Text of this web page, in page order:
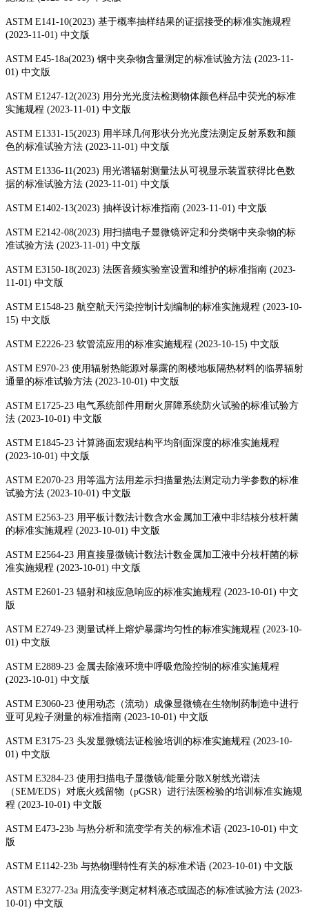
ASTM E141-10(2023) 基于概率抽样结果的证据接受的标准实施规程
(2023-11-01) 中文版
ASTM E45-18a(2023) 钢中夹杂物含量测定的标准试验方法 (2023-11-
01) 中文版
ASTM E1247-12(2023) 用分光光度法检测物体颜色样品中荧光的标准
实施规程 (2023-11-01) 中文版
ASTM E1331-15(2023) 用半球几何形状分光光度法测定反射系数和颜
色的标准试验方法 (2023-11-01) 中文版
ASTM E1336-11(2023) 用光谱辐射测量法从可视显示装置获得比色数
据的标准试验方法 (2023-11-01) 中文版
ASTM E1402-13(2023) 抽样设计标准指南 (2023-11-01) 中文版
ASTM E2142-08(2023) 用扫描电子显微镜评定和分类钢中夹杂物的标
准试验方法 (2023-11-01) 中文版
ASTM E3150-18(2023) 法医音频实验室设置和维护的标准指南 (2023-
11-01) 中文版
ASTM E1548-23 航空航天污染控制计划编制的标准实施规程 (2023-10-
15) 中文版
ASTM E2226-23 软管流应用的标准实施规程 (2023-10-15) 中文版
ASTM E970-23 使用辐射热能源对暴露的阁楼地板隔热材料的临界辐射
通量的标准试验方法 (2023-10-01) 中文版
ASTM E1725-23 电气系统部件用耐火屏障系统防火试验的标准试验方
法 (2023-10-01) 中文版
ASTM E1845-23 计算路面宏观结构平均剖面深度的标准实施规程
(2023-10-01) 中文版
ASTM E2070-23 用等温方法用差示扫描量热法测定动力学参数的标准
试验方法 (2023-10-01) 中文版
ASTM E2563-23 用平板计数法计数含水金属加工液中非结核分枝杆菌
的标准实施规程 (2023-10-01) 中文版
ASTM E2564-23 用直接显微镜计数法计数金属加工液中分枝杆菌的标
准实施规程 (2023-10-01) 中文版
ASTM E2601-23 辐射和核应急响应的标准实施规程 (2023-10-01) 中文
版
ASTM E2749-23 测量试样上熔炉暴露均匀性的标准实施规程 (2023-10-
01) 中文版
ASTM E2889-23 金属去除液环境中呼吸危险控制的标准实施规程
(2023-10-01) 中文版
ASTM E3060-23 使用动态（流动）成像显微镜在生物制药制造中进行
亚可见粒子测量的标准指南 (2023-10-01) 中文版
ASTM E3175-23 头发显微镜法证检验培训的标准实施规程 (2023-10-
01) 中文版
ASTM E3284-23 使用扫描电子显微镜/能量分散X射线光谱法
（SEM/EDS）对底火残留物（pGSR）进行法医检验的培训标准实施规
程 (2023-10-01) 中文版
ASTM E473-23b 与热分析和流变学有关的标准术语 (2023-10-01) 中文
版
ASTM E1142-23b 与热物理特性有关的标准术语 (2023-10-01) 中文版
ASTM E3277-23a 用流变学测定材料液态或固态的标准试验方法 (2023-
10-01) 中文版